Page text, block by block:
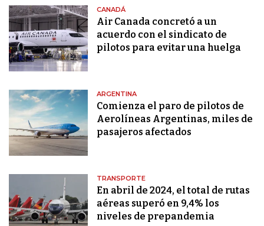
CANADÁ
Air Canada concretó a un
acuerdo con el sindicato de
pilotos para evitar una huelga
ARGENTINA
Comienza el paro de pilotos de
Aerolíneas Argentinas, miles de
pasajeros afectados
TRANSPORTE
En abril de 2024, el total de rutas
aéreas superó en 9,4% los
niveles de prepandemia